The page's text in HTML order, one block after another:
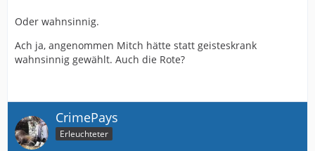
Oder wahnsinnig.
Ach ja, angenommen Mitch hätte statt geisteskrank
wahnsinnig gewählt. Auch die Rote?
CrimePays
Erleuchteter